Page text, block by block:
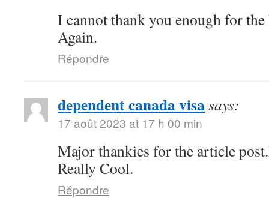
I cannot thank you enough for
Again.
Répondre
dependent canada visasays:
17 août 2023 at 17 h 00 min
Major thankies for the article
Really Cool.
Répondre